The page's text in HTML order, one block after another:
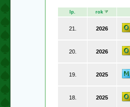
lp. rok
21. 2026
20. 2026
19. 2025
18. 2025